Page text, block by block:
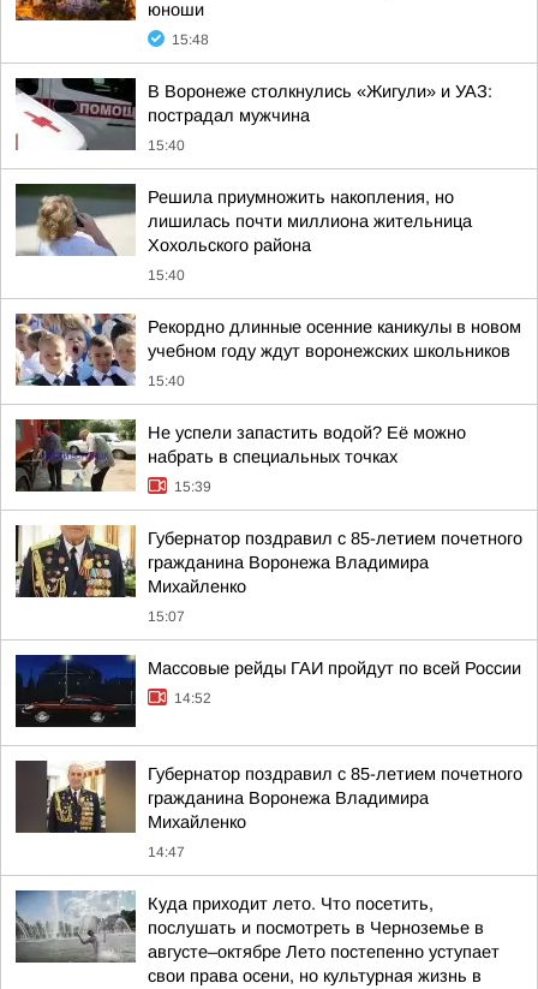
юноши
15:48
В Воронеже столкнулись «Жигули» и УАЗ:
пострадал мужчина
15:40
Решила приумножить накопления, но
лишилась почти миллиона жительница
Хохольского района
15:40
Рекордно длинные осенние каникулы в новом
учебном году ждут воронежских школьников
15:40
Не успели запастить водой? Её можно
набрать в специальных точках
15:39
Губернатор поздравил с 85-летием почетного
гражданина Воронежа Владимира
Михайленко
15:07
Массовые рейды ГАИ пройдут по всей России
14:52
Губернатор поздравил с 85-летием почетного
гражданина Воронежа Владимира
Михайленко
14:47
Куда приходит лето. Что посетить,
послушать и посмотреть в Черноземье в
августе–октябре Лето постепенно уступает
свои права осени, но культурная жизнь в